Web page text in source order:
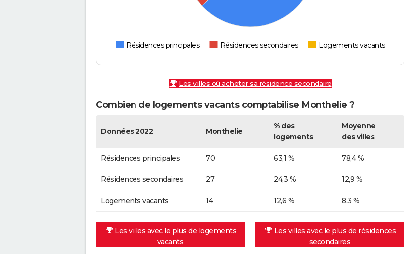
Résidences principales Résidences secondaires Logements vacants
Les villes où acheter sa résidence secondaire
Combien de logements vacants comptabilise Monthelie ?
Données 2022 Monthelie
% des
logements
Moyenne
des villes
Résidences principales 70 63,1 % 78,4 %
Résidences secondaires 27 24,3 % 12,9 %
Logements vacants 14 12,6 % 8,3 %
Les villes avec le plus de logements
vacants
Les villes avec le plus de résidences
secondaires